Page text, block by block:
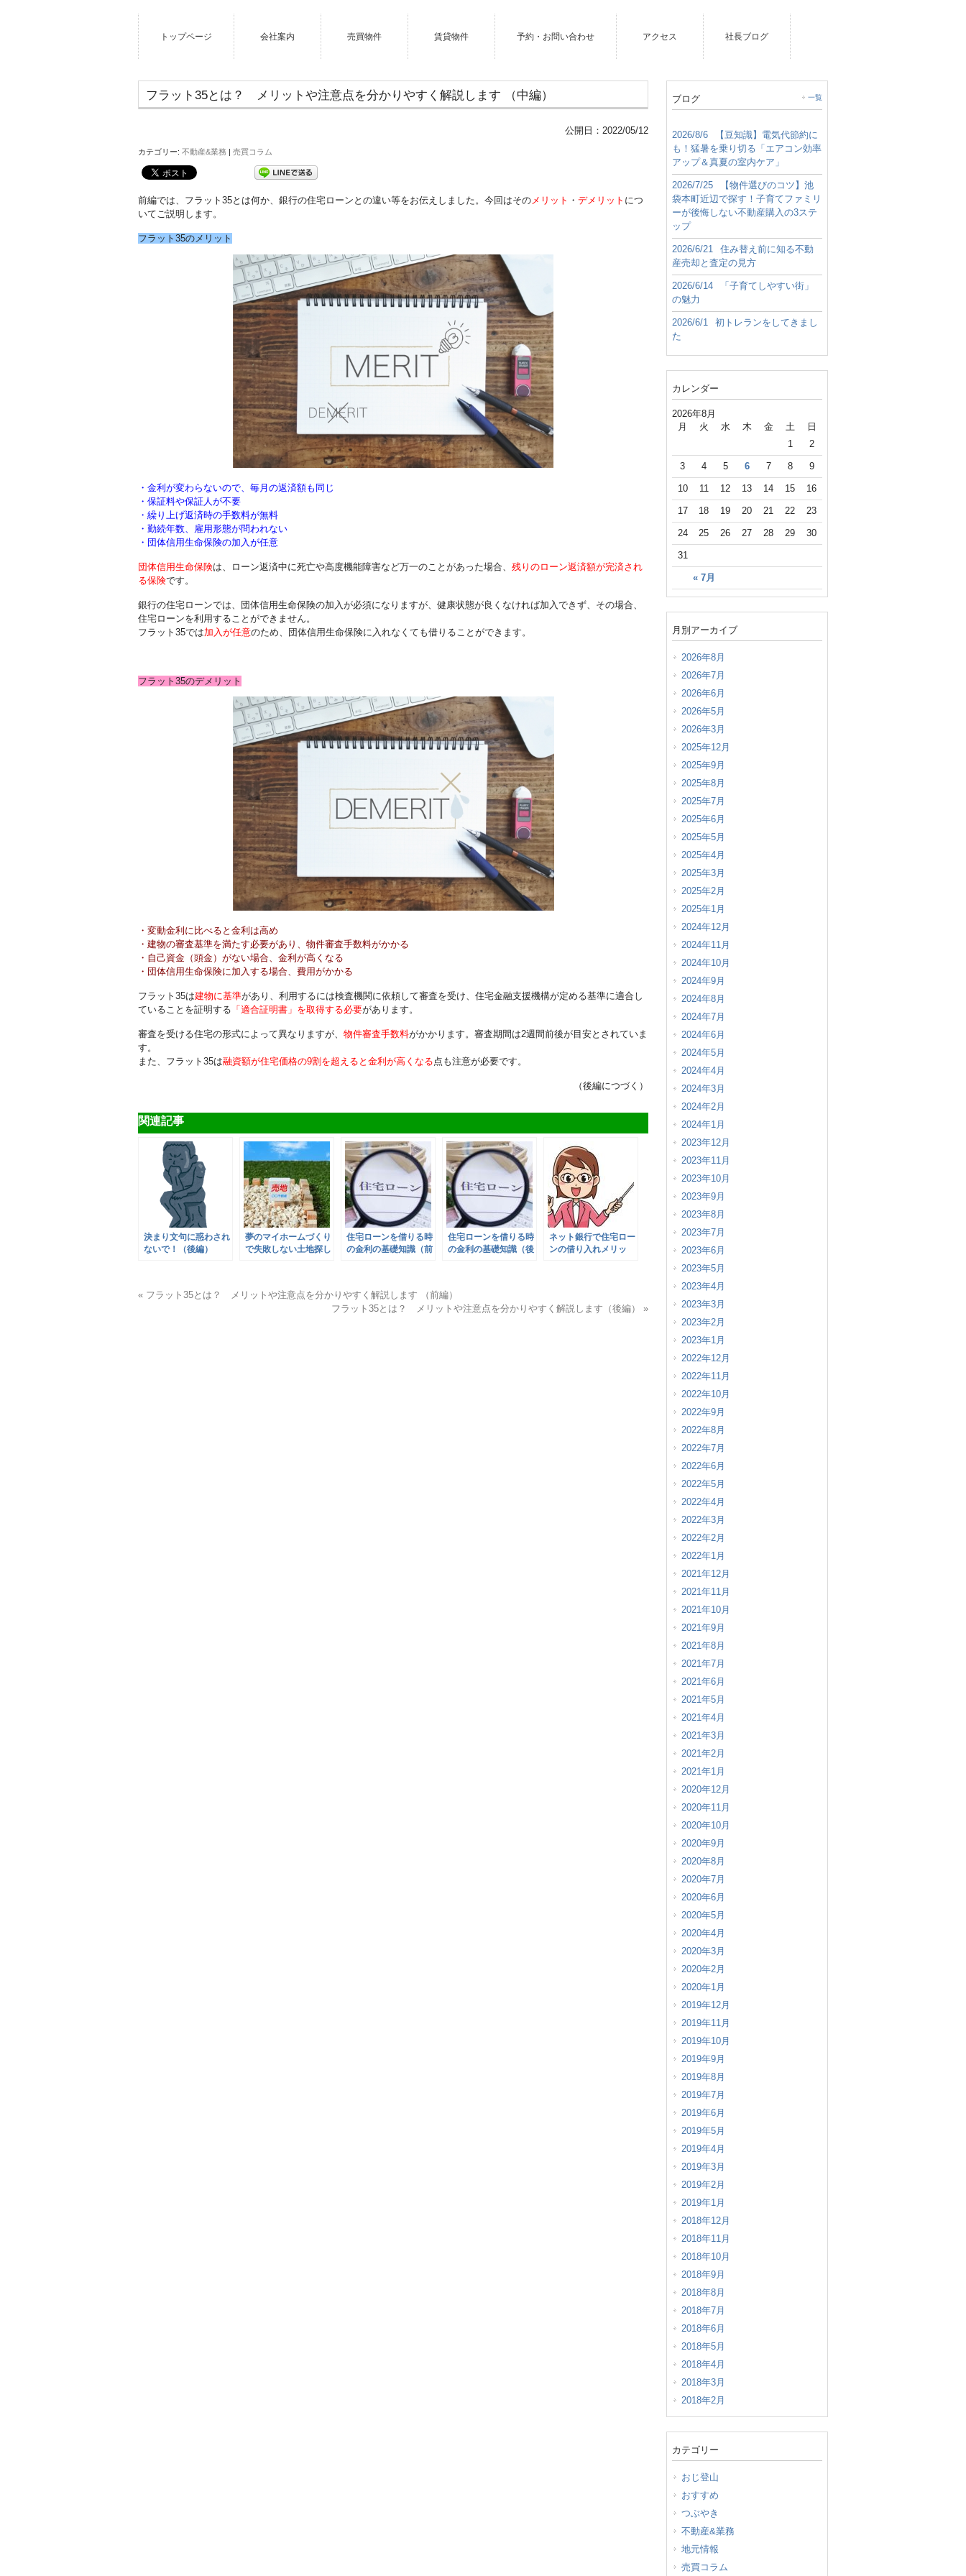
トップページ 会社案内 売買物件 賃貸物件 予約・お問い合わせ アクセス 社長ブログ
フラット35とは？ メリットや注意点を分かりやすく解説します （中編）
公開日： 2022/05/12
カテゴリー: 不動産&業務 | 売買コラム
前編では、フラット35とは何か、銀行の住宅ローンとの違い等をお伝えしました。今回はそのメリット ・ デメリット につ
いてご説明します。
フラット35のメリット
・金利が変わらないので、毎月の返済額も同じ
・保証料や保証人が不要
・繰り上げ返済時の手数料が無料
・勤続年数、雇用形態が問われない
・団体信用生命保険の加入が任意
団体信用生命保険は、ローン返済中に死亡や高度機能障害など万一のことがあった場合、 残りのローン返済額が完済され
る保険です。
銀行の住宅ローンでは、団体信用生命保険の加入が必須になりますが、健康状態が良くなければ加入できず、その場合、
住宅ローンを利用することができません。
フラット35では加入が任意のため、団体信用生命保険に入れなくても借りることができます。
フラット35のデメリット
・変動金利に比べると金利は高め
・建物の審査基準を満たす必要があり、物件審査手数料がかかる
・自己資金（頭金）がない場合、金利が高くなる
・団体信用生命保険に加入する場合、費用がかかる
フラット35は建物に基準があり、利用するには検査機関に依頼して審査を受け、住宅金融支援機構が定める基準に適合し
ていることを証明する 「適合証明書」を取得する必要があります。
審査を受ける住宅の形式によって異なりますが、 物件審査手数料がかかります。審査期間は2週間前後が目安とされていま
す。
また、フラット35は融資額が住宅価格の9割を超えると金利が高くなる点も注意が必要です。
（後編につづく）
関連記事
決まり文句に惑わされ
ないで！（後編）
夢のマイホームづくり
で失敗しない土地探し
住宅ローンを借りる時
の金利の基礎知識（前
住宅ローンを借りる時
の金利の基礎知識（後
ネット銀行で住宅ロー
ンの借り入れメリッ
« フラット35とは？ メリットや注意点を分かりやすく解説します （前編）
フラット35とは？ メリットや注意点を分かりやすく解説します（後編） »
ブログ 一覧
2026/8/6
【豆知識】電気代節約に
も！猛暑を乗り切る「エアコン効率
アップ＆真夏の室内ケア」
2026/7/25
【物件選びのコツ】池
袋本町近辺で探す！子育てファミリ
ーが後悔しない不動産購入の3ステ
ップ
2026/6/21
住み替え前に知る不動
産売却と査定の見方
2026/6/14
「子育てしやすい街」
の魅力
2026/6/1
初トレランをしてきまし
た
カレンダー
2026年8月
月 火 水 木 金 土 日
« 7月
1 2
3 4 5 6 7 8 9
10 11 12 13 14 15 16
17 18 19 20 21 22 23
24 25 26 27 28 29 30
31
月別アーカイブ
2026年8月
2026年7月
2026年6月
2026年5月
2026年3月
2025年12月
2025年9月
2025年8月
2025年7月
2025年6月
2025年5月
2025年4月
2025年3月
2025年2月
2025年1月
2024年12月
2024年11月
2024年10月
2024年9月
2024年8月
2024年7月
2024年6月
2024年5月
2024年4月
2024年3月
2024年2月
2024年1月
2023年12月
2023年11月
2023年10月
2023年9月
2023年8月
2023年7月
2023年6月
2023年5月
2023年4月
2023年3月
2023年2月
2023年1月
2022年12月
2022年11月
2022年10月
2022年9月
2022年8月
2022年7月
2022年6月
2022年5月
2022年4月
2022年3月
2022年2月
2022年1月
2021年12月
2021年11月
2021年10月
2021年9月
2021年8月
2021年7月
2021年6月
2021年5月
2021年4月
2021年3月
2021年2月
2021年1月
2020年12月
2020年11月
2020年10月
2020年9月
2020年8月
2020年7月
2020年6月
2020年5月
2020年4月
2020年3月
2020年2月
2020年1月
2019年12月
2019年11月
2019年10月
2019年9月
2019年8月
2019年7月
2019年6月
2019年5月
2019年4月
2019年3月
2019年2月
2019年1月
2018年12月
2018年11月
2018年10月
2018年9月
2018年8月
2018年7月
2018年6月
2018年5月
2018年4月
2018年3月
2018年2月
カテゴリー
おじ登山
おすすめ
つぶやき
不動産&業務
地元情報
売買コラム